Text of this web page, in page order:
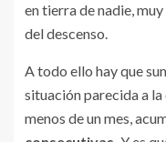
en tierra de nadie,
del descenso.
A todo ello hay que
situación parecida a
menos de un mes,